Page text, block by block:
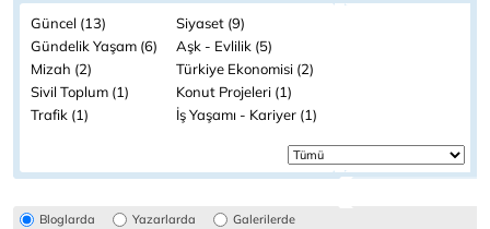
Güncel (13)
Siyaset (9)
Gündelik Yaşam (6)
Aşk - Evlilik (5)
Mizah (2)
Türkiye Ekonomisi (2)
Sivil Toplum (1)
Konut Projeleri (1)
Trafik (1)
İş Yaşamı - Kariyer (1)
Bloglarda Yazarlarda Galerilerde